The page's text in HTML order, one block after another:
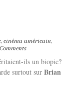
,cinéma américain,
ils un biopic?
surtout surBrian